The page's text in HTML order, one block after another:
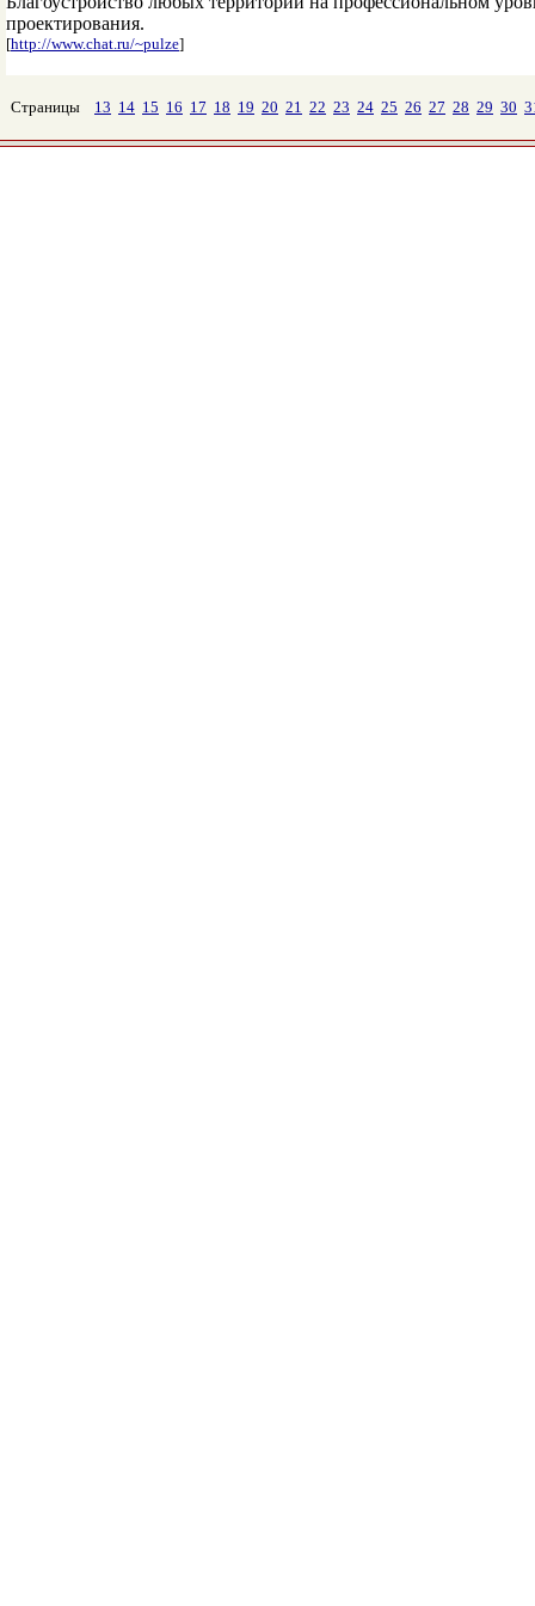
проектирования.
[http://www.chat.ru/~pulze]
Страницы 13 14 15 16 17 18 19 20 21 22 23 24 25 26 27 28 29 30